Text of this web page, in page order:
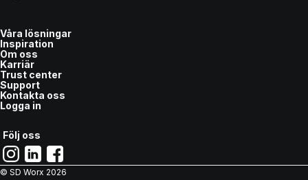
Våra lösningar
Inspiration
Om oss
Karriär
Trust center
Support
Kontakta oss
Logga in
Följ oss
© SD Worx 2026